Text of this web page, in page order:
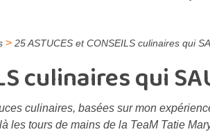
> 25 ASTUCES et CONSEILS culinaires qui
culinaires qui
culinaires, basées sur mon
les tours de mains de la TeaM Tatie